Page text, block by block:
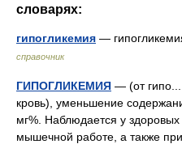
словарях:
гипогликемия —
справочник
ГИПОГЛИКЕМИЯ — (от гипо...
кровь), уменьшение
мг%. Наблюдается у
мышечной работе, а также